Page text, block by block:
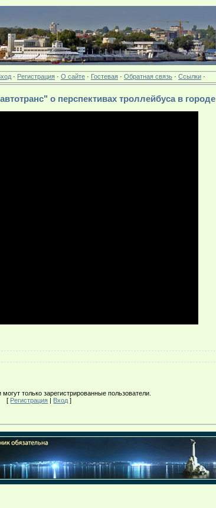
· Регистрация· О сайте· Гостевая· Обратная связь· Ссылки·
о перспективах троллейбуса в городе
только зарегистрированные пользователи.
[ Регистрация | Вход ]